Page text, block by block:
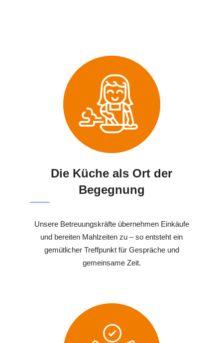
Die Küche als Ort der
Begegnung
Unsere Betreuungskräfte übernehmen Einkäufe
und bereiten Mahlzeiten zu – so entsteht ein
gemütlicher Treffpunkt für Gespräche und
gemeinsame Zeit.